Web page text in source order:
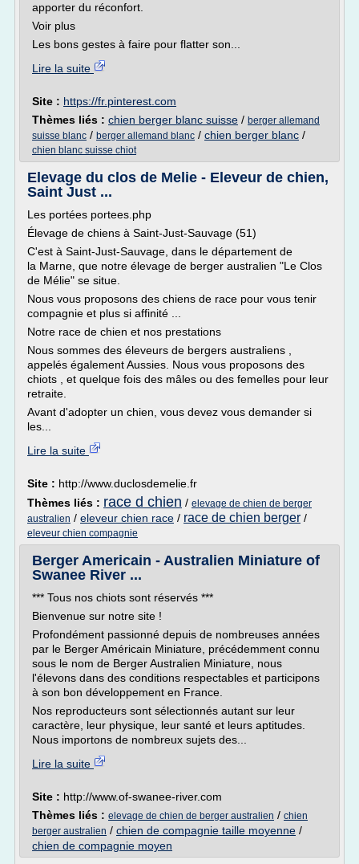
apporter du réconfort.
Voir plus
Les bons gestes à faire pour flatter son...
Lire la suite
Site : https://fr.pinterest.com
Thèmes liés : chien berger blanc suisse / berger allemand
suisse blanc / berger allemand blanc / chien berger blanc /
chien blanc suisse chiot
Elevage du clos de Melie - Eleveur de chien,
Saint Just ...
Les portées portees.php
Élevage de chiens à Saint-Just-Sauvage (51)
C'est à Saint-Just-Sauvage, dans le département de
la Marne, que notre élevage de berger australien "Le Clos
de Mélie" se situe.
Nous vous proposons des chiens de race pour vous tenir
compagnie et plus si affinité ...
Notre race de chien et nos prestations
Nous sommes des éleveurs de bergers australiens ,
appelés également Aussies. Nous vous proposons des
chiots , et quelque fois des mâles ou des femelles pour leur
retraite.
Avant d'adopter un chien, vous devez vous demander si
les...
Lire la suite
Site : http://www.duclosdemelie.fr
Thèmes liés : race d chien / elevage de chien de berger
australien / eleveur chien race / race de chien berger /
eleveur chien compagnie
Berger Americain - Australien Miniature of
Swanee River ...
*** Tous nos chiots sont réservés ***
Bienvenue sur notre site !
Profondément passionné depuis de nombreuses années
par le Berger Américain Miniature, précédemment connu
sous le nom de Berger Australien Miniature, nous
l'élevons dans des conditions respectables et participons
à son bon développement en France.
Nos reproducteurs sont sélectionnés autant sur leur
caractère, leur physique, leur santé et leurs aptitudes.
Nous importons de nombreux sujets des...
Lire la suite
Site : http://www.of-swanee-river.com
Thèmes liés : elevage de chien de berger australien / chien
berger australien / chien de compagnie taille moyenne /
chien de compagnie moyen